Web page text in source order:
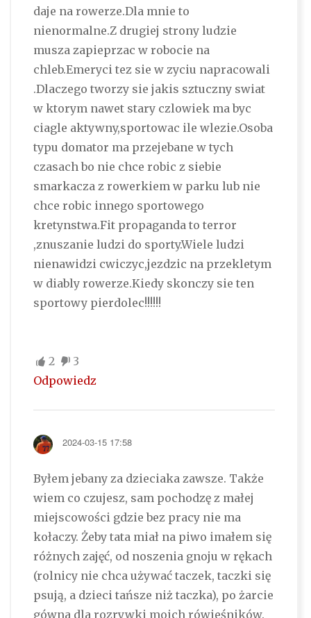
daje na rowerze.Dla mnie to
nienormalne.Z drugiej strony ludzie
musza zapieprzac w robocie na
chleb.Emeryci tez sie w zyciu napracowali
.Dlaczego tworzy sie jakis sztuczny swiat
w ktorym nawet stary czlowiek ma byc
ciagle aktywny,sportowac ile wlezie.Osoba
typu domator ma przejebane w tych
czasach bo nie chce robic z siebie
smarkacza z rowerkiem w parku lub nie
chce robic innego sportowego
kretynstwa.Fit propaganda to terror
,znuszanie ludzi do sporty.Wiele ludzi
nienawidzi cwiczyc,jezdzic na przekletym
w diably rowerze.Kiedy skonczy sie ten
sportowy pierdolec!!!!!!
2
3
Odpowiedz
2024-03-15 17:58
Byłem jebany za dzieciaka zawsze. Także
wiem co czujesz, sam pochodzę z małej
miejscowości gdzie bez pracy nie ma
kołaczy. Żeby tata miał na piwo imałem się
różnych zajęć, od noszenia gnoju w rękach
(rolnicy nie chca używać taczek, taczki się
psują, a dzieci tańsze niż taczka), po żarcie
gówna dla rozrywki moich rówieśników.